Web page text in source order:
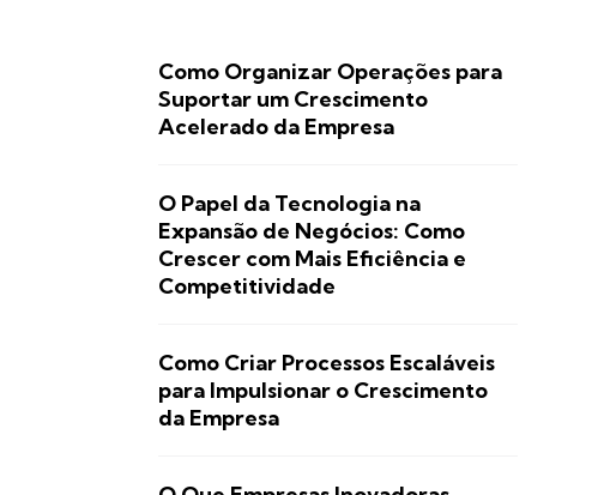
Como Organizar Operações para
Suportar um Crescimento
Acelerado da Empresa
O Papel da Tecnologia na
Expansão de Negócios: Como
Crescer com Mais Eficiência e
Competitividade
Como Criar Processos Escaláveis
para Impulsionar o Crescimento
da Empresa